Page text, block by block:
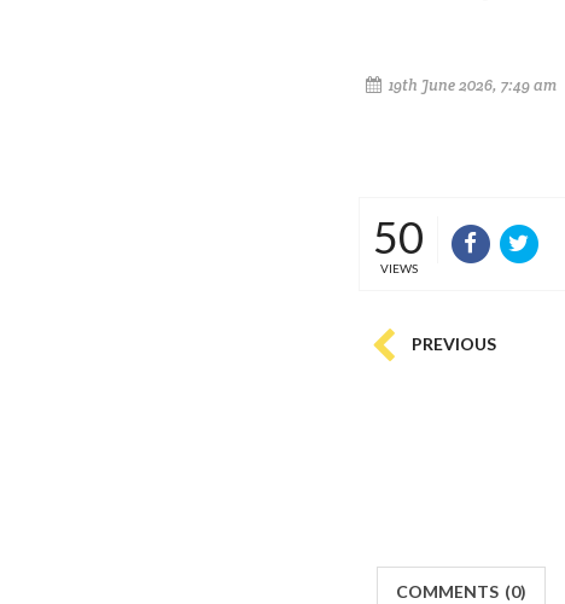
19th June 2026, 7:49 am
50
VIEWS
PREVIOUS
COMMENTS (0)